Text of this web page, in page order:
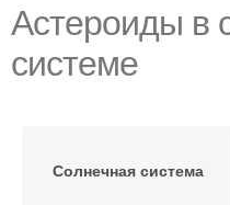
Астероиды в
системе
Солнечная система